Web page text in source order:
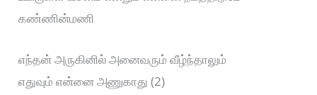
கண்ணின்மணி
எந்தன் அருகினில் அனைவரும் வீழ்ந்தாலும்
எதுவும் என்னை அணுகாது (2)